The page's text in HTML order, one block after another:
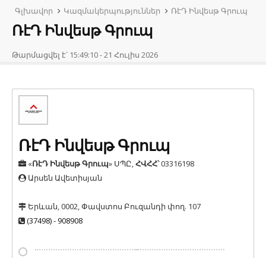
Գլխավոր Կազմակերպություններ ՌէԴ Ինվեսթ Գրուպ
ՌէԴ Ինվեսթ Գրուպ
Թարմացվել է՝ 15:49:10 - 21 Հուլիս 2026
ՌէԴ Ինվեսթ Գրուպ
«ՌէԴ Ինվեսթ Գրուպ» ՍՊԸ,ՀՎՀՀ՝03316198
Արսեն Ավետիսյան
Երևան, 0002, Փավստոս Բուզանդի փող. 107
(37498) - 908908